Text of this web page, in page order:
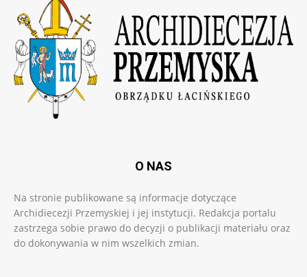
O NAS
Na stronie publikowane są informacje dotyczące
Archidiecezji Przemyskiej i jej instytucji. Redakcja portalu
zastrzega sobie prawo do decyzji o publikacji materiału oraz
do dokonywania w nim wszelkich zmian.